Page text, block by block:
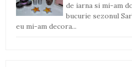
de iarna si mi-am
bucurie sezonul
eu mi-am decora...